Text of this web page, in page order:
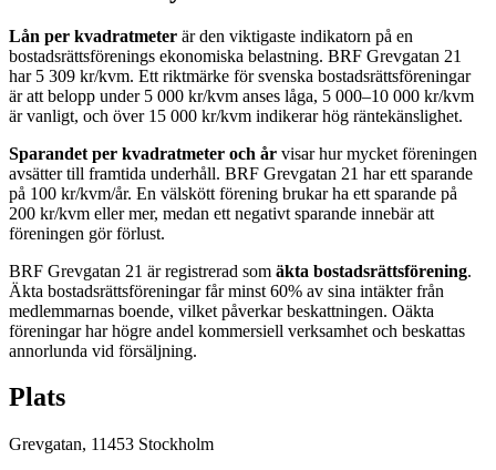
Lån per kvadratmeter är den viktigaste indikatorn på en
bostadsrättsförenings ekonomiska belastning. BRF Grevgatan 21
har 5 309 kr/kvm. Ett riktmärke för svenska bostadsrättsföreningar
är att belopp under 5 000 kr/kvm anses låga, 5 000–10 000 kr/kvm
är vanligt, och över 15 000 kr/kvm indikerar hög räntekänslighet.
Sparandet per kvadratmeter och år visar hur mycket föreningen
avsätter till framtida underhåll. BRF Grevgatan 21 har ett sparande
på 100 kr/kvm/år. En välskött förening brukar ha ett sparande på
200 kr/kvm eller mer, medan ett negativt sparande innebär att
föreningen gör förlust.
BRF Grevgatan 21 är registrerad som äkta bostadsrättsförening.
Äkta bostadsrättsföreningar får minst 60% av sina intäkter från
medlemmarnas boende, vilket påverkar beskattningen. Oäkta
föreningar har högre andel kommersiell verksamhet och beskattas
annorlunda vid försäljning.
Plats
Grevgatan, 11453 Stockholm